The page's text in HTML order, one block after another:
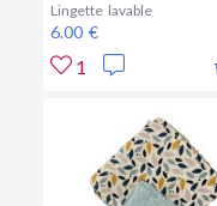
Lingette lavable
6.00 €
1